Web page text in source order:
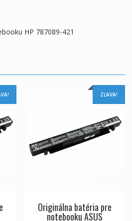
HP 787089-421
ZĽAVA!
Originálna batéria pre
notebooku ASUS